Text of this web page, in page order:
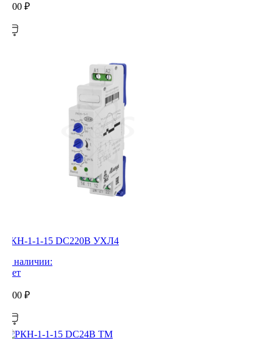
0,00 ₽
РКН-1-1-15 DC220В УХЛ4
В наличии:
Нет
0,00 ₽